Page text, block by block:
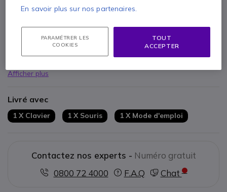
Points Forts
Ensemble bureautique àconnexion USB
Clavier plat avectouches silencieuses
10 millions
de frappes par touche
4 touches de raccourcis(calculatrice, e-mail, internet, veille)
3 LED d´état bleues
Souris symétrique pour
3 boutons + molette de défilement
Récompensé par le label écologique « Blauer Engel »
Afficher plus
Livré avec
1 X Clavier 1 X Souris 1 X Mode d'emploi
Contactez nos experts - Numéro gratuit
0800 72 4000
F.A.Q Chat
En savoir plus sur nos partenaires.
PARAMÉTRER LES
COOKIES
TOUT
ACCEPTER